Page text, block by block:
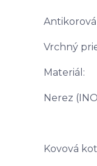
Vrchný
Materiál:
Nerez
Kovová